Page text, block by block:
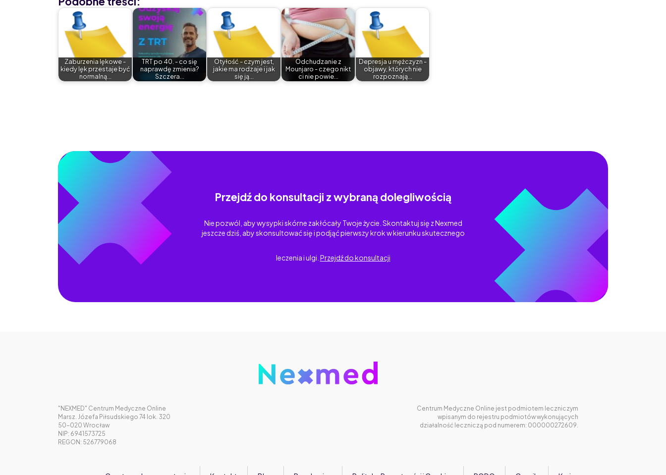
Zaburzenia lękowe -
kiedy lęk przestaje być
normalną…
TRT po 40. - co się
naprawdę zmienia?
Szczera…
Otyłość - czym jest,
jakie ma rodzaje i jak
się ją…
Odchudzanie z
Mounjaro - czego nikt
ci nie powie…
Depresja u mężczyzn -
objawy, których nie
rozpoznają…
Przejdź do konsultacji z wybraną dolegliwością
Nie pozwól, aby wysypki skórne zakłócały Twoje życie. Skontaktuj się z Nexmed
jeszcze dziś, aby skonsultować się i podjąć pierwszy krok w kierunku skutecznego
leczenia i ulgi. Przejdź do konsultacji
"NEXMED" Centrum Medyczne Online
Marsz. Józefa Piłsudskiego 74 lok. 320
50-020 Wrocław
NIP: 6941573725
REGON: 526779068
Centrum Medyczne Online jest podmiotem leczniczym
wpisanym do rejestru podmiotów wykonujących
działalność leczniczą pod numerem: 000000272609.